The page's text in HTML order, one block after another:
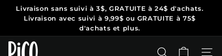
Passer
Diaporama
Pause
Livraison sans suivià 3$, GRATUITE à 24$ d'achats.
Livraison avec suivi à 9,99$ ou GRATUITE à 75$
d'achats et plus.
P